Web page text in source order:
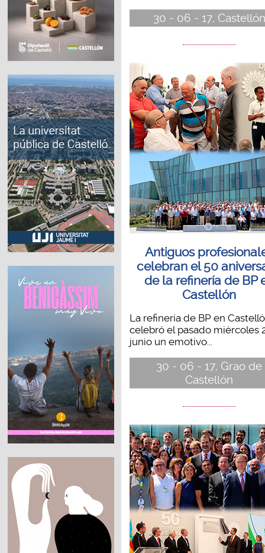
30 - 06 - 17, Castellón
Antiguos
celebran el 50
de la refinería de BP
Castellón
La refinería de BP en
celebró el pasado miércoles
junio un emotivo...
30 - 06 - 17, Grao de
Castellón